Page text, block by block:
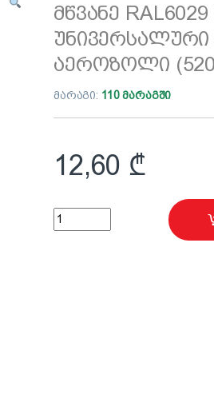
მწვანე
აეროზოლი
მარაგი: 110 მარაგში
12,60 ₾
მწვანე RAL6029 KU-